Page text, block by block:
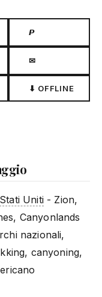
𝙋
✉
⬇ OFFLINE
Stati Uniti- Zion,
Canyonlands
nazionali,
canyoning,